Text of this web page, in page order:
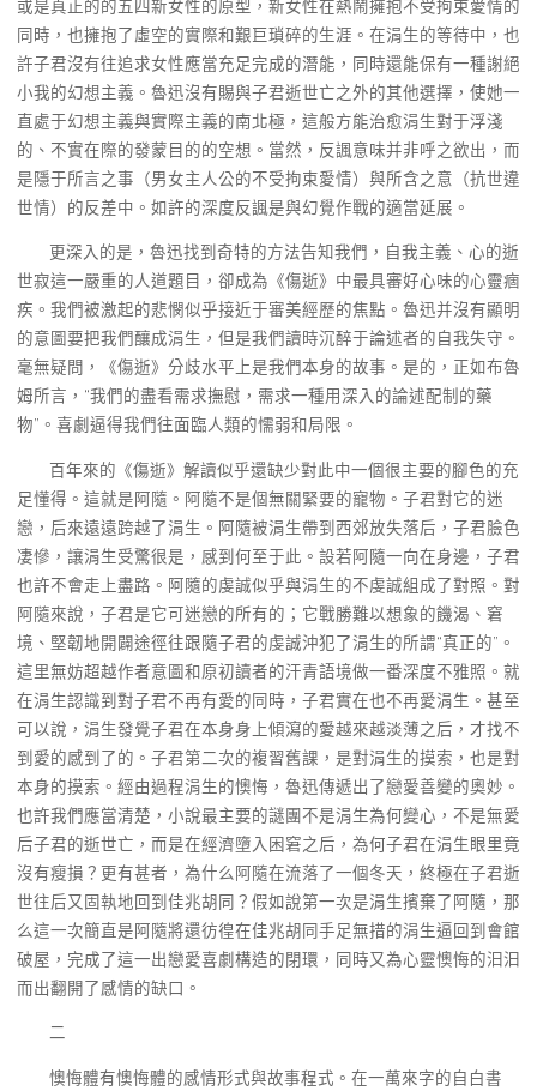
或是真正的的五四新女性的原型，新女性在熱鬧擁抱不受拘束愛情的
同時，也擁抱了虛空的實際和艱巨瑣碎的生涯。在涓生的等待中，也
許子君沒有往追求女性應當充足完成的潛能，同時還能保有一種謝絕
小我的幻想主義。魯迅沒有賜與子君逝世亡之外的其他選擇，使她一
直處于幻想主義與實際主義的南北極，這般方能治愈涓生對于浮淺
的、不實在際的發蒙目的的空想。當然，反諷意味并非呼之欲出，而
是隱于所言之事（男女主人公的不受拘束愛情）與所含之意（抗世違
世情）的反差中。如許的深度反諷是與幻覺作戰的適當延展。
更深入的是，魯迅找到奇特的方法告知我們，自我主義、心的逝
世寂這一嚴重的人道題目，卻成為《傷逝》中最具審好心味的心靈痼
疾。我們被激起的悲憫似乎接近于審美經歷的焦點。魯迅并沒有顯明
的意圖要把我們釀成涓生，但是我們讀時沉醉于論述者的自我失守。
毫無疑問，《傷逝》分歧水平上是我們本身的故事。是的，正如布魯
姆所言，“我們的盡看需求撫慰，需求一種用深入的論述配制的藥
物”。喜劇逼得我們往面臨人類的懦弱和局限。
百年來的《傷逝》解讀似乎還缺少對此中一個很主要的腳色的充
足懂得。這就是阿隨。阿隨不是個無關緊要的寵物。子君對它的迷
戀，后來遠遠跨越了涓生。阿隨被涓生帶到西郊放失落后，子君臉色
凄慘，讓涓生受驚很是，感到何至于此。設若阿隨一向在身邊，子君
也許不會走上盡路。阿隨的虔誠似乎與涓生的不虔誠組成了對照。對
阿隨來說，子君是它可迷戀的所有的；它戰勝難以想象的饑渴、窘
境、堅韌地開闢途徑往跟隨子君的虔誠沖犯了涓生的所謂“真正的”。
這里無妨超越作者意圖和原初讀者的汗青語境做一番深度不雅照。就
在涓生認識到對子君不再有愛的同時，子君實在也不再愛涓生。甚至
可以說，涓生發覺子君在本身身上傾瀉的愛越來越淡薄之后，才找不
到愛的感到了的。子君第二次的複習舊課，是對涓生的摸索，也是對
本身的摸索。經由過程涓生的懊悔，魯迅傳遞出了戀愛善變的奧妙。
也許我們應當清楚，小說最主要的謎團不是涓生為何變心，不是無愛
后子君的逝世亡，而是在經濟墮入困窘之后，為何子君在涓生眼里竟
沒有瘦損？更有甚者，為什么阿隨在流落了一個冬天，終極在子君逝
世往后又固執地回到佳兆胡同？假如說第一次是涓生擯棄了阿隨，那
么這一次簡直是阿隨將還彷徨在佳兆胡同手足無措的涓生逼回到會館
破屋，完成了這一出戀愛喜劇構造的閉環，同時又為心靈懊悔的汩汩
而出翻開了感情的缺口。
二
懊悔體有懊悔體的感情形式與故事程式。在一萬來字的自白書